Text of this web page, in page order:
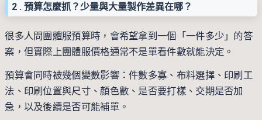
2 . 預算怎麼抓？少量與大量製作差異在哪？
很多人問團體服預算時，會希望拿到一個「一件多少」的答
案，但實際上團體服價格通常不是單看件數就能決定。
預算會同時被幾個變數影響：件數多寡、布料選擇、印刷工
法、印刷位置與尺寸、顏色數、是否要打樣、交期是否加
急，以及後續是否可能補單。